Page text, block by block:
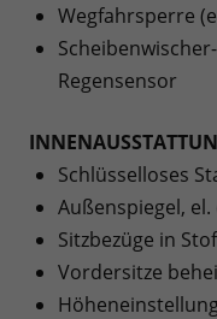
Wegfahrsperre
Regensensor
Schlüsselloses
Außenspiegel,
Sitzbezüge in
Vordersitze